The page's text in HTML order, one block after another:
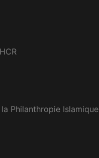
Philanthropie Islamique